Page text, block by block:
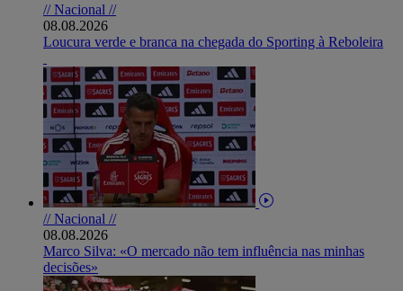
// Nacional //
08.08.2026
Loucura verde e branca na chegada do Sporting à Reboleira
// Nacional //
08.08.2026
Marco Silva: «O mercado não tem influência nas minhas
decisões»